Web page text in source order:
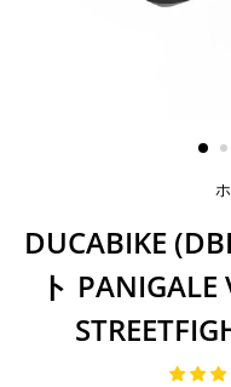
DUCABIKE
ト